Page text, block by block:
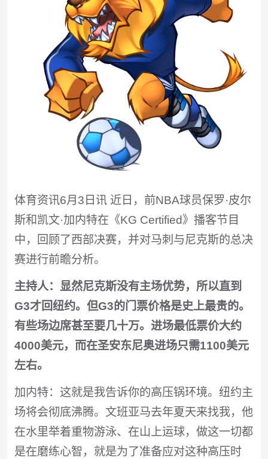
体育资讯6月3日讯 近日，前NBA球员保罗·皮尔
斯和凯文·加内特在《KG Certified》播客节目
中，回顾了西部决赛，并对马刺与尼克斯的总决
赛进行前瞻分析。
主持人：显然尼克斯没有主场优势，所以直到
G3才回纽约。但G3的门票价格是史上最贵的。
有些场边席甚至要几十万。进场最低票价大约
4000美元，而在圣安东尼奥进场只需1100美元
左右。
加内特：这就是我告诉你的高压锅环境。纽约主
场将会彻底沸腾。文班亚马去年夏天来找我，他
在水里举着重物游泳、在山上运球，做这一切都
是在磨练心智，就是为了准备应对这种高压时